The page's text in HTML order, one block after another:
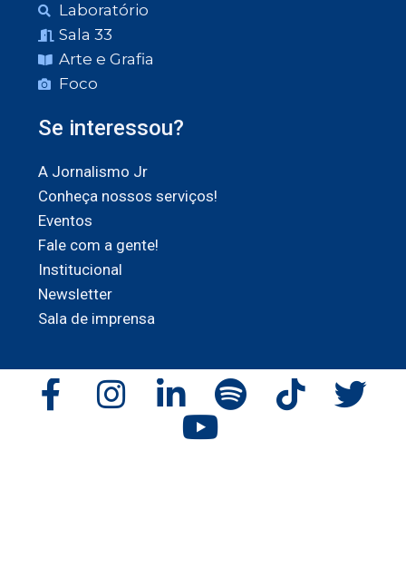
Laboratório
Sala 33
Arte e Grafia
Foco
Se interessou?
A Jornalismo Jr
Conheça nossos serviços!
Eventos
Fale com a gente!
Institucional
Newsletter
Sala de imprensa